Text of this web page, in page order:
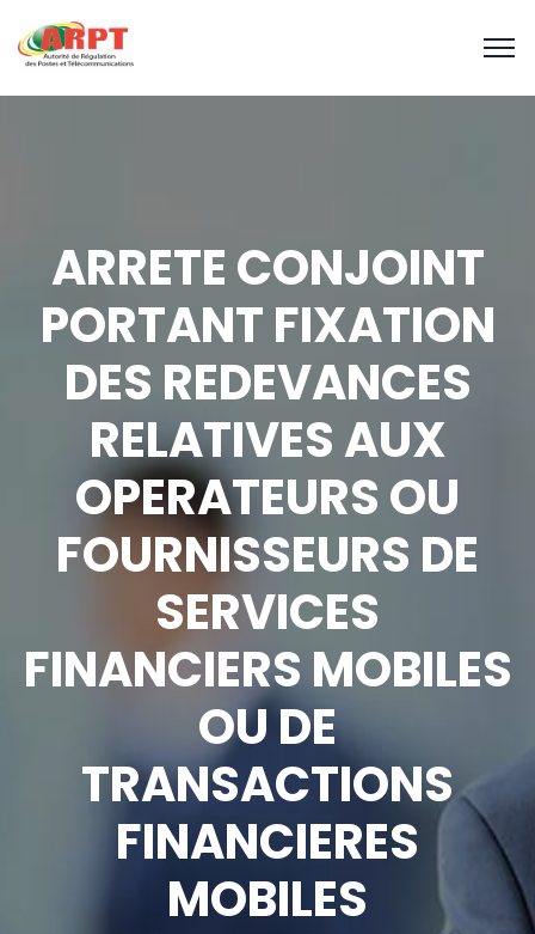
ARRETE CONJOINT
PORTANT FIXATION
DES REDEVANCES
RELATIVES AUX
OPERATEURS OU
FOURNISSEURS DE
SERVICES
FINANCIERS MOBILES
OU DE
TRANSACTIONS
FINANCIERES
MOBILES